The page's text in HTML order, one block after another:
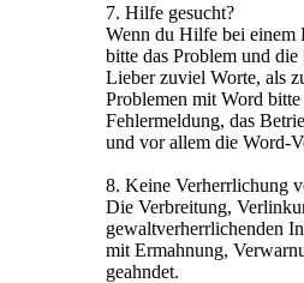
7. Hilfe gesucht?
Wenn du Hilfe bei einem
bitte das Problem und
Lieber zuviel Worte, als
Problemen mit Word
Fehlermeldung, das
und vor allem die Word-
8. Keine Verherrlichung
Die Verbreitung,
gewaltverherrlichenden
mit Ermahnung,
geahndet.